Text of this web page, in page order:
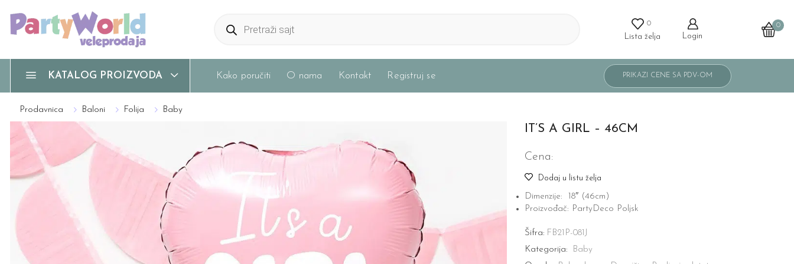
search
0
Lista želja Login
0
KATALOG PROIZVODA Kako poručiti O nama Kontakt Registruj se
Prodavnica Baloni Folija Baby
IT’S A GIRL – 46CM
Cena:
Dodaj u listu želja
Dimenzije: 18″ (46cm)
Proizvođač: PartyDeco Poljsk
Šifra: FB21P-081J
Kategorija:
Baby